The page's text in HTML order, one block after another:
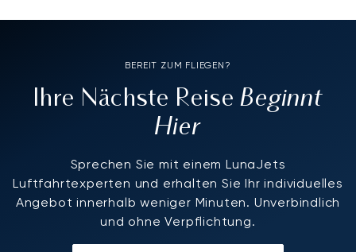
BEREIT ZUM FLIEGEN?
Ihre Nächste ReiseBeginnt
Hier
Sprechen Sie mit einem LunaJets
Luftfahrtexperten und erhalten Sie Ihr individuelles
Angebot innerhalb weniger Minuten. Unverbindlich
und ohne Verpflichtung.